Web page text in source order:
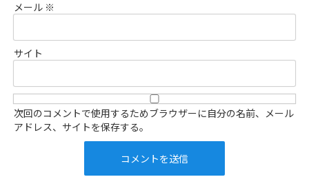
メール ※
サイト
次回のコメントで使用するためブラウザーに自分の名前、メール
アドレス、サイトを保存する。